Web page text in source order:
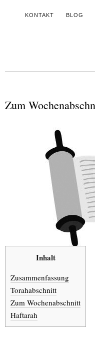
KONTAKT BLOG
Zum
Inhalt
Zusammenfassung
Torahabschnitt
Zum Wochenabschnitt
Haftarah